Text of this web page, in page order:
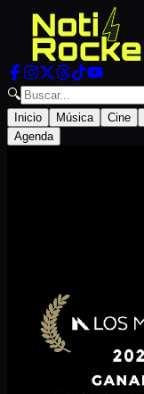
🔍
Inicio Música Cine
Agenda